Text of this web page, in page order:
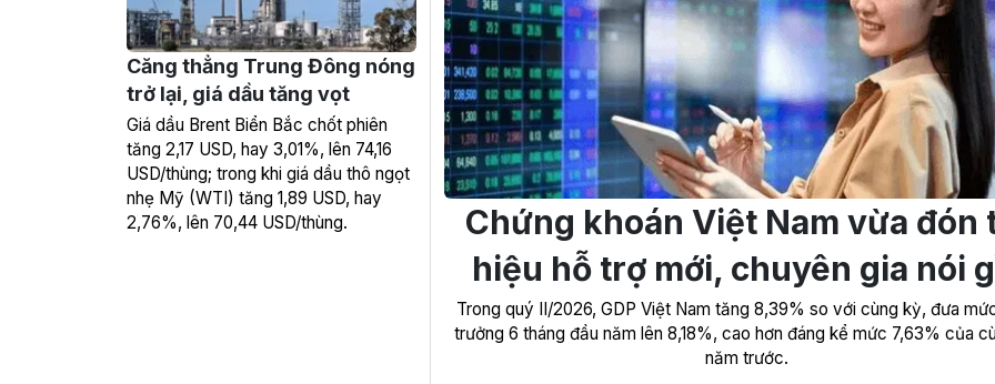
Căng thẳng Trung Đông nóng
trở lại, giá dầu tăng vọt
Giá dầu Brent Biển Bắc chốt phiên
tăng 2,17 USD, hay 3,01%, lên 74,16
USD/thùng; trong khi giá dầu thô ngọt
nhẹ Mỹ (WTI) tăng 1,89 USD, hay
2,76%, lên 70,44 USD/thùng.
Chứng khoán Việt Nam vừa đón
hiệu hỗ trợ mới, chuyên gia nói
Trong quý II/2026, GDP Việt Nam tăng 8,39% so với cùng kỳ, đưa
trưởng 6 tháng đầu năm lên 8,18%, cao hơn đáng kể mức 7,63% của
năm trước.